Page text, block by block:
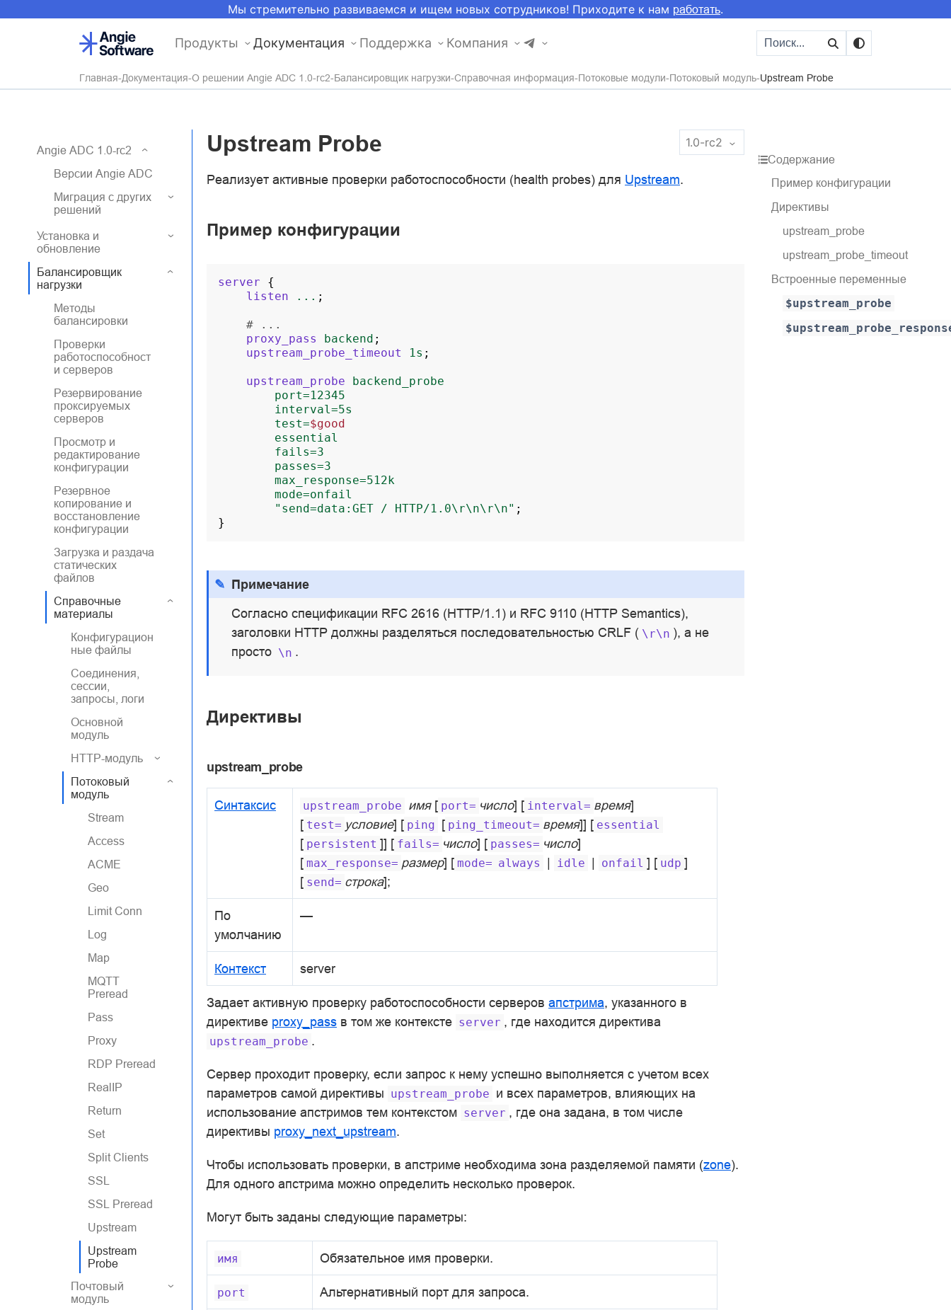
Мы стремительно развиваемся и ищем новых сотрудников! Приходите к нам работать.
Продукты Документация Поддержка Компания
Главная Документация О решении Angie ADC 1.0-rc2 Балансировщик нагрузки Справочная информация Потоковые модули Потоковый модуль Upstream Probe
Angie ADC 1.0-rc2
Версии Angie ADC
Миграция с других
решений
Установка и
обновление
Балансировщик
нагрузки
Методы
балансировки
Проверки
работоспособност
и серверов
Резервирование
проксируемых
серверов
Просмотр и
редактирование
конфигурации
Резервное
копирование и
восстановление
конфигурации
Загрузка и раздача
статических
файлов
Справочные
материалы
Конфигурацион
ные файлы
Соединения,
сессии,
запросы, логи
Основной
модуль
HTTP-модуль
Потоковый
модуль
Stream
Access
ACME
Geo
Limit Conn
Log
Map
MQTT
Preread
Pass
Proxy
RDP Preread
RealIP
Return
Set
Split Clients
SSL
SSL Preread
Upstream
Upstream
Probe
Почтовый
модуль
1.0-rc2
Upstream Probe
Реализует активные проверки работоспособности (health probes) для Upstream.
Пример конфигурации
server
{
listen
... ;
# ...
proxy_pass
backend ;
upstream_probe_timeout
1s ;
upstream_probe
backend_probe
port=12345
interval=5s
test=$good
essential
fails=3
passes=3
max_response=512k
mode=onfail
"send=data:GET
/ HTTP/1.0\r\n\r\n" ;
}
Примечание
Согласно спецификации RFC 2616 (HTTP/1.1) и RFC 9110 (HTTP Semantics),
заголовки HTTP должны разделяться последовательностью CRLF ( \r\n ), а не
просто \n .
Директивы
upstream_probe
Синтаксис upstream_probe имя[ port= число] [ interval= время]
[ test= условие] [ ping [ ping_timeout= время]] [ essential
[ persistent ]] [ fails= число] [ passes= число]
[ max_response= размер] [ mode= always | idle | onfail ] [ udp ]
[ send= строка];
По
умолчанию
—
Контекст server
Задает активную проверку работоспособности серверов апстрима, указанного в
директиве proxy_pass в том же контексте server , где находится директива
upstream_probe .
Сервер проходит проверку, если запрос к нему успешно выполняется с учетом всех
параметров самой директивы upstream_probe и всех параметров, влияющих на
использование апстримов тем контекстом server , где она задана, в том числе
директивы proxy_next_upstream.
Чтобы использовать проверки, в апстриме необходима зона разделяемой памяти (zone).
Для одного апстрима можно определить несколько проверок.
Могут быть заданы следующие параметры:
имя Обязательное имя проверки.
port Альтернативный порт для запроса.
Содержание
Пример конфигурации
Директивы
upstream_probe
upstream_probe_timeout
Встроенные переменные
$upstream_probe